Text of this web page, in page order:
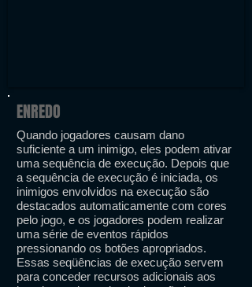
ENREDO
Quando jogadores causam dano
suficiente a um inimigo, eles podem ativar
uma sequência de execução. Depois que
a sequência de execução é iniciada, os
inimigos envolvidos na execução são
destacados automaticamente com cores
pelo jogo, e os jogadores podem realizar
uma série de eventos rápidos
pressionando os botões apropriados.
Essas seqüências de execução servem
para conceder recursos adicionais aos